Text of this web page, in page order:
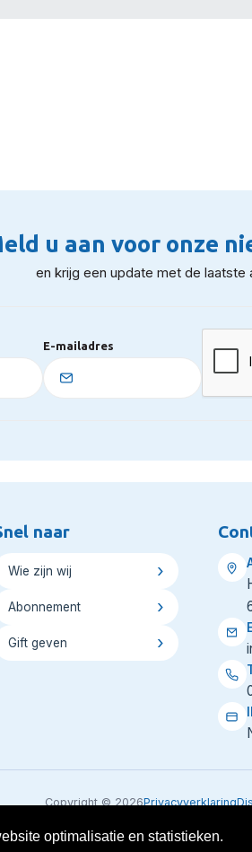
u aan voor onze
en krijg een update met de laatste
E-mailadres
naar
Wie zijn wij
Abonnement
Gift geven
Copyright © 2026Privacyverklaring
optimalisatie en statistieken.